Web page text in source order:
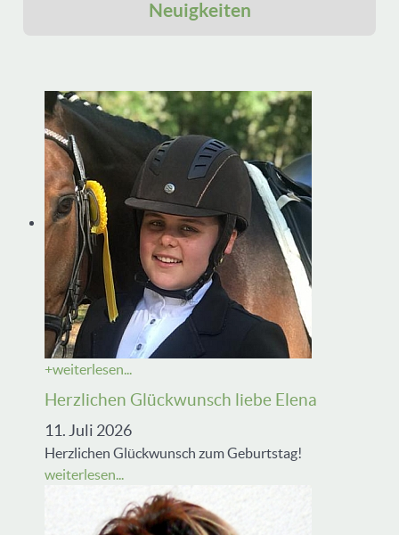
Neuigkeiten
+weiterlesen...
Herzlichen Glückwunsch liebe Elena
11. Juli 2026
Herzlichen Glückwunsch zum Geburtstag!
weiterlesen...